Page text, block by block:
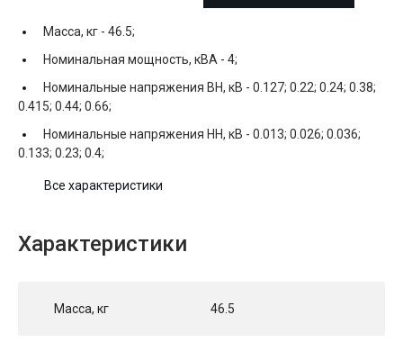
Масса, кг - 46.5;
Номинальная мощность, кВА - 4;
Номинальные напряжения ВН, кВ - 0.127; 0.22; 0.24; 0.38;
0.415; 0.44; 0.66;
Номинальные напряжения НН, кВ - 0.013; 0.026; 0.036;
0.133; 0.23; 0.4;
Все характеристики
Характеристики
Масса, кг 46.5